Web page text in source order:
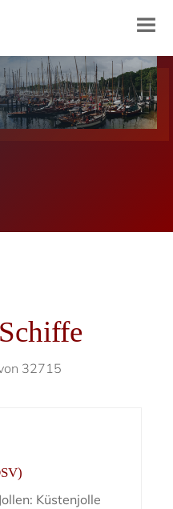
32715
Küstenjolle